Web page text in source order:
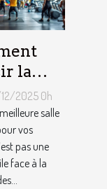
la
sport
?
2025 0h
salle
vos
pas une
face à la